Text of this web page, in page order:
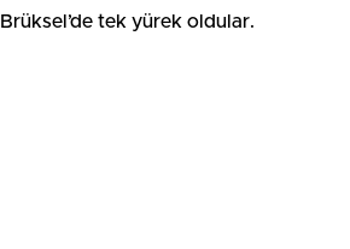
Brüksel’de tek yürek oldular.